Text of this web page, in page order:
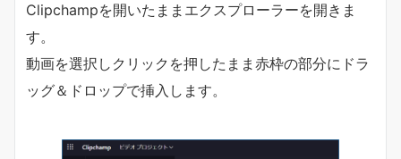
Clipchampを開いたままエクスプローラーを開きま
す。
動画を選択しクリックを押したまま赤枠の部分にドラ
ッグ＆ドロップで挿入します。